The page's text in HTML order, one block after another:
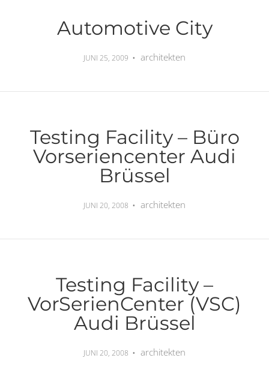
Automotive City
JUNI 25, 2009 architekten
Testing Facility – Büro
Vorseriencenter Audi
Brüssel
JUNI 20, 2008 architekten
Testing Facility –
VorSerienCenter (VSC)
Audi Brüssel
JUNI 20, 2008 architekten